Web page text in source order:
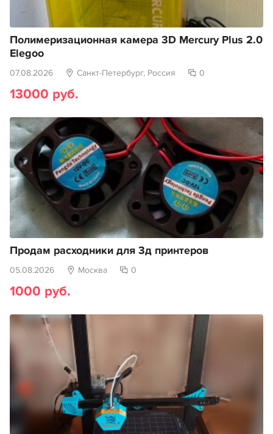
Полимеризационная камера 3D Mercury Plus 2.0
Elegoo
07.08.2026 Санкт-Петербург, Россия 0
13000 руб.
Продам расходники для 3д принтеров
05.08.2026 Москва 0
1000 руб.